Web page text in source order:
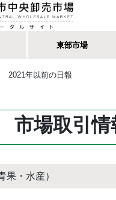
東部市場
年以前の日報
市場取引情
果・水産）